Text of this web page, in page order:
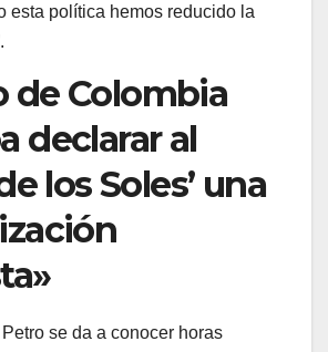
esta política hemos reducido la
de Colombia
declarar al
los Soles’ una
se da a conocer horas